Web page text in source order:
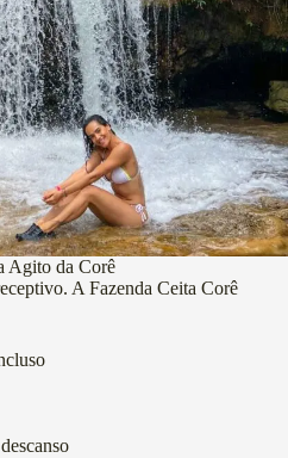
Agito da Corê
A Fazenda Ceita Corê